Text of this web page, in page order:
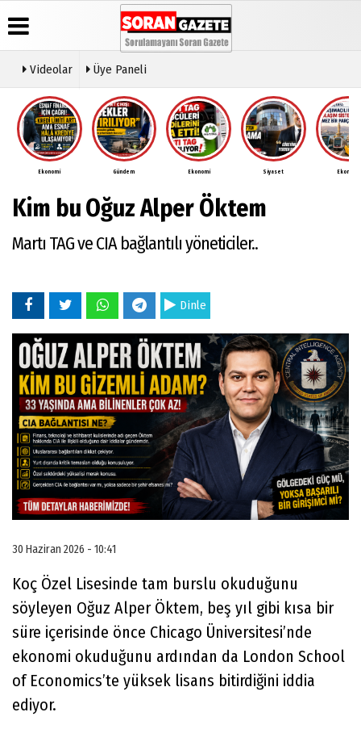
Üye Paneli
Haber
Arşivi
Haberleri
Anketler
Video
Galeri
Künye
İletişim
Çerez
Videolar Üye Paneli
Ekonomi Gündem Ekonomi Siyaset Ekonomi
Kim bu Oğuz Alper Öktem
Martı TAG ve CIA bağlantılı yöneticiler..
Dinle
30 Haziran 2026 - 10:41
Koç Özel Lisesinde tam burslu okuduğunu
söyleyen Oğuz Alper Öktem, beş yıl gibi kısa bir
süre içerisinde önce Chicago Üniversitesi’nde
ekonomi okuduğunu ardından da London School
of Economics’te yüksek lisans bitirdiğini iddia
ediyor.